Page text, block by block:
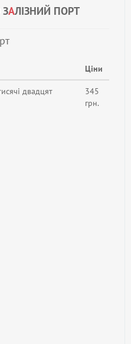
АЛІЗНИЙ ПОРТ
Ціни
двадцят
345
грн.